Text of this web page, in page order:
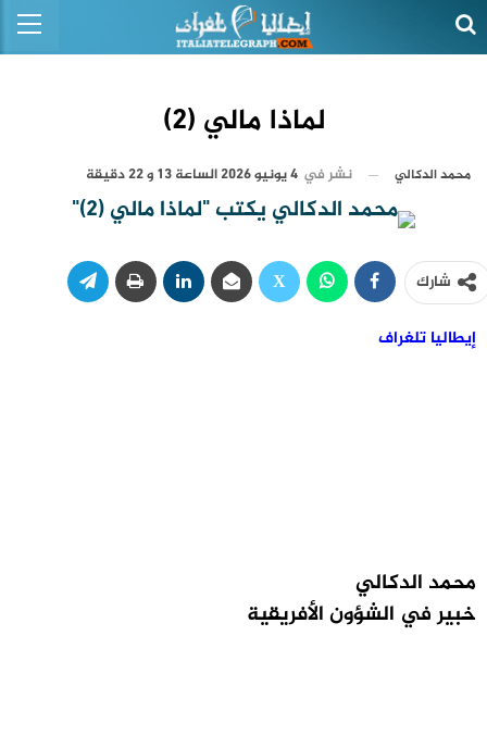
لماذا مالي (2)
محمد الدكالي نشر في 4 يونيو 2026 الساعة 13 و 22 دقيقة
شارك
إيطاليا تلغراف
محمد الدكالي
خبير في الشؤون الأفريقية